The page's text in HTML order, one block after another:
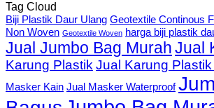
Tag Cloud
Biji Plastik Daur Ulang Geotextile Continous
Non Woven Geotextile Woven harga biji plastik
Jual Jumbo Bag MurahJual
Karung Plastik Jual Karung
Masker Kain Jual Masker Waterproof